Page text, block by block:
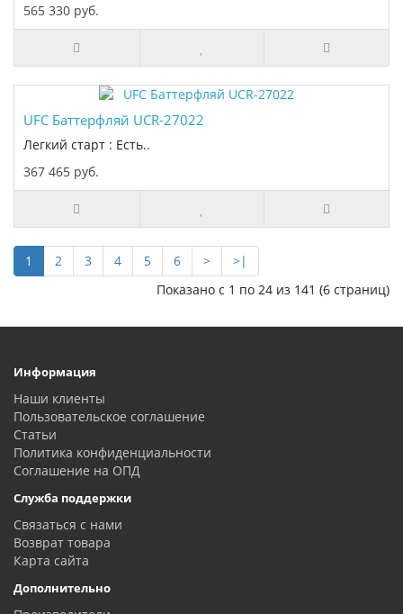
565 330 руб.
UFC Баттерфляй UCR-27022
Легкий старт : Есть..
367 465 руб.
1 2 3 4 5 6 >
>|
Показано с 1 по 24 из 141 (6 страниц)
Информация
Наши клиенты
Пользовательское соглашение
Статьи
Политика конфиденциальности
Соглашение на ОПД
Служба поддержки
Связаться с нами
Возврат товара
Карта сайта
Дополнительно